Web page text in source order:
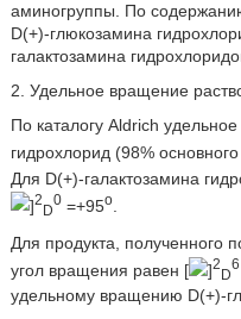
аминогруппы. По
D(+)-глюкозамина
галактозамина
2. Удельное вращение
По каталогу Aldrich
гидрохлорид (98%
Для D(+)-галактозамина
]2
D
0=+95o.
Для продукта, полученного
угол вращения равен [
]2
D
6
удельному вращению D(+)-